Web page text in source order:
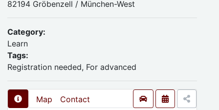
82194 Gröbenzell / München-West
Category:
Learn
Tags:
Registration needed, For advanced
Map Contact